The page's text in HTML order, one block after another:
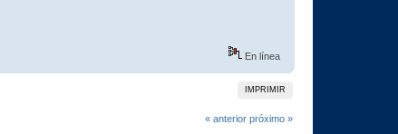
En línea
IMPRIMIR
« anterior próximo »